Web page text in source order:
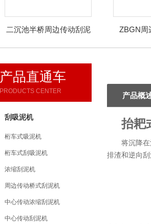
二沉池半桥周边传动刮泥
ZBGN周
产品直通车
PRODUCTS CENTER
刮吸泥机
桁车式吸泥机
桁车式刮吸泥机
浓缩刮泥机
周边传动桥式刮泥机
中心传动浓缩刮泥机
中心传动刮泥机
产品概
抬耙
将沉降
排渣和逆向